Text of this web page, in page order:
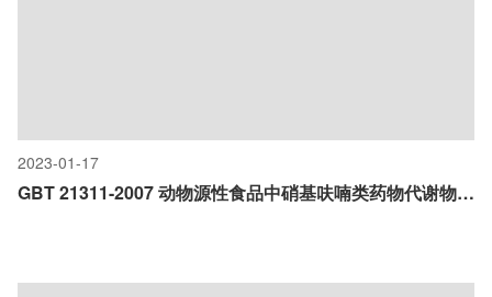
2023-01-17
GBT 21311-2007 动物源性食品中硝基呋喃类药物代谢物残留量检测方法